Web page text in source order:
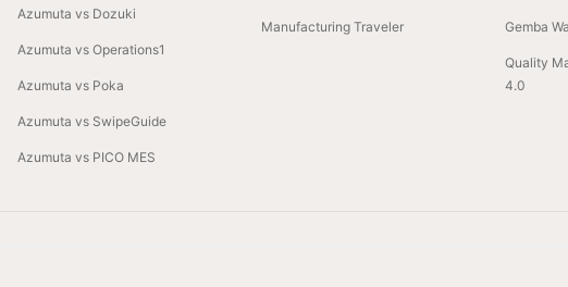
Azumuta vs Dozuki
Azumuta vs Operations1
Azumuta vs Poka
Azumuta vs SwipeGuide
Azumuta vs PICO MES
Manufacturing Traveler Gemba
Quality
4.0